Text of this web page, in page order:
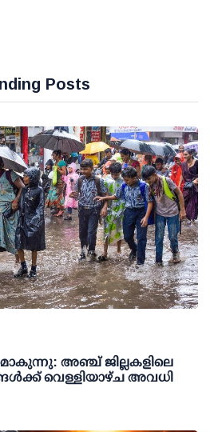
Posts
അഞ്ച് ജില്ലകളിലെ
വെള്ളിയാഴ്ച അവധി